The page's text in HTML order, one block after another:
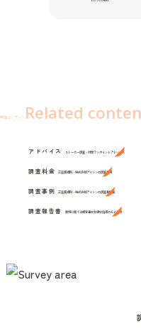
関連コンテンツ Related conten
アドバイス ストーカー調査・対策ワンポイントアドバイス
調査料金 三笠興信所・株式会社アイシンの調査費用
調査事例 三笠興信所・株式会社アイシンの調査事例集
調査報告書 裁判に勝てる報告書を弁護士指導のもと作成